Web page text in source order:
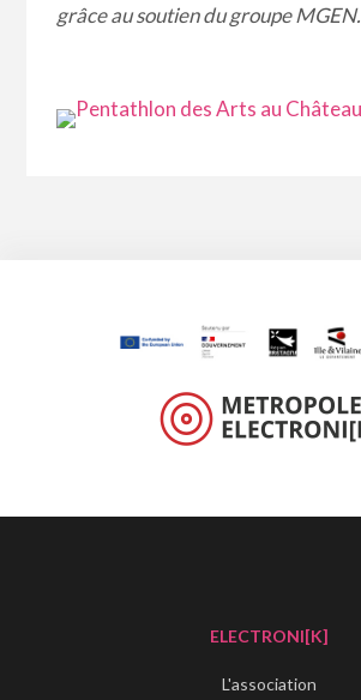
grâce au soutien du groupe MGEN.
ELECTRONI[K]
L'association